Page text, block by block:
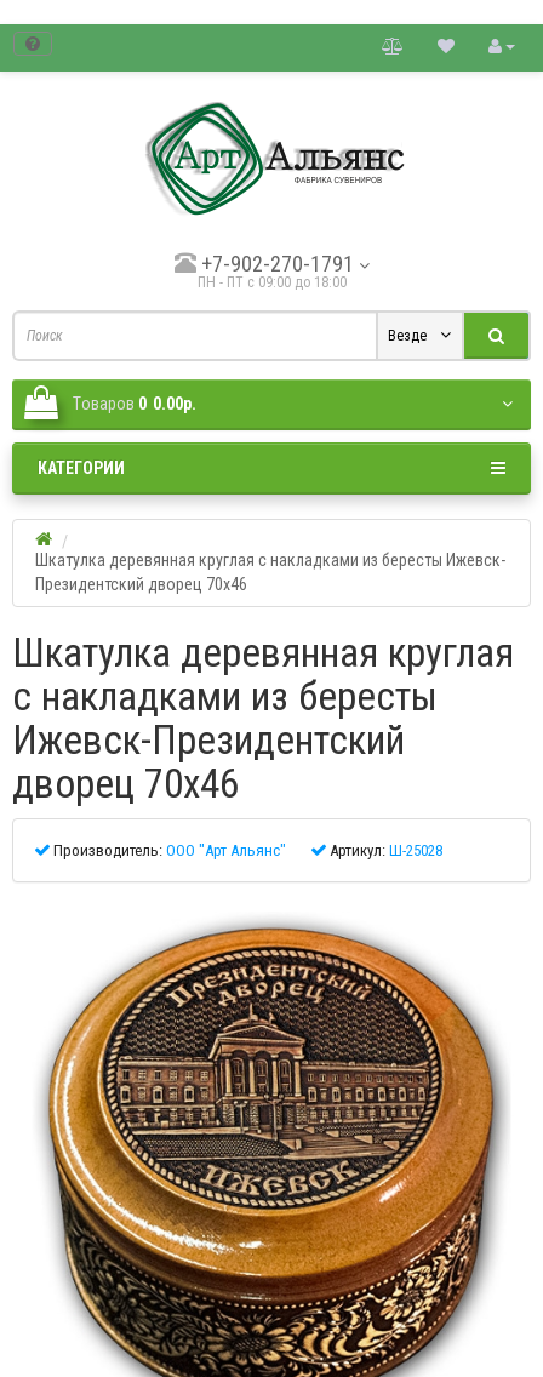
+7-902-270-1791
ПН - ПТ с 09:00 до 18:00
Везде
Tоваров 0 0.00р.
КАТЕГОРИИ
Шкатулка деревянная круглая с накладками из бересты Ижевск-
Президентский дворец 70х46
Шкатулка деревянная круглая
с накладками из бересты
Ижевск-Президентский
дворец 70х46
Производитель: ООО "Арт Альянс" Артикул: Ш-25028